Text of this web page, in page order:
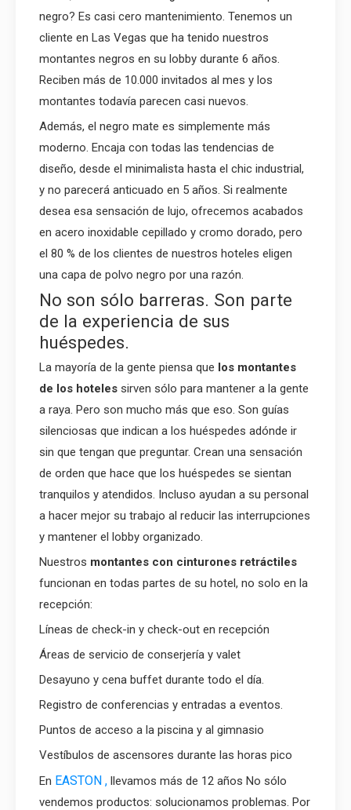
negro? Es casi cero mantenimiento. Tenemos un
cliente en Las Vegas que ha tenido nuestros
montantes negros en su lobby durante 6 años.
Reciben más de 10.000 invitados al mes y los
montantes todavía parecen casi nuevos.
Además, el negro mate es simplemente más
moderno. Encaja con todas las tendencias de
diseño, desde el minimalista hasta el chic industrial,
y no parecerá anticuado en 5 años. Si realmente
desea esa sensación de lujo, ofrecemos acabados
en acero inoxidable cepillado y cromo dorado, pero
el 80 % de los clientes de nuestros hoteles eligen
una capa de polvo negro por una razón.
No son sólo barreras. Son parte
de la experiencia de sus
huéspedes.
La mayoría de la gente piensa que los montantes
de los hoteles sirven sólo para mantener a la gente
a raya. Pero son mucho más que eso. Son guías
silenciosas que indican a los huéspedes adónde ir
sin que tengan que preguntar. Crean una sensación
de orden que hace que los huéspedes se sientan
tranquilos y atendidos. Incluso ayudan a su personal
a hacer mejor su trabajo al reducir las interrupciones
y mantener el lobby organizado.
Nuestros montantes con cinturones retráctiles
funcionan en todas partes de su hotel, no solo en la
recepción:
Líneas de check-in y check-out en recepción
Áreas de servicio de conserjería y valet
Desayuno y cena buffet durante todo el día.
Registro de conferencias y entradas a eventos.
Puntos de acceso a la piscina y al gimnasio
Vestíbulos de ascensores durante las horas pico
En EASTON , llevamos más de 12 años No sólo
vendemos productos: solucionamos problemas. Por